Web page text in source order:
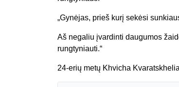
„Gynėjas, prieš kurį sekėsi
Aš negaliu įvardinti daugumos
rungtyniauti.“
24-erių metų Khvicha